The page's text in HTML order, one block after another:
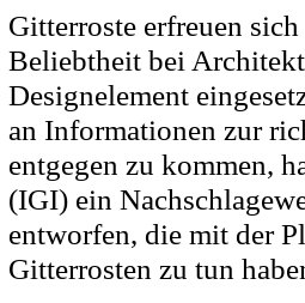
Gitterroste erfreuen
Beliebtheit bei
Designelement
an Informationen zur
entgegen zu kommen,
(IGI) ein
entworfen, die mit der
Gitterrosten zu tun